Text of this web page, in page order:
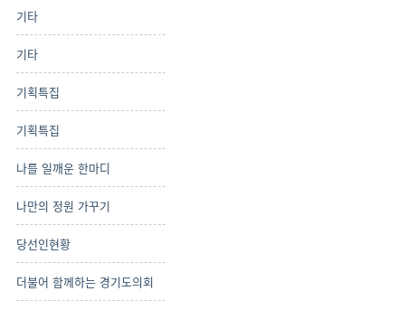
기타
기타
기획특집
기획특집
나를 일깨운 한마디
나만의 정원 가꾸기
당선인현황
더불어 함께하는 경기도의회